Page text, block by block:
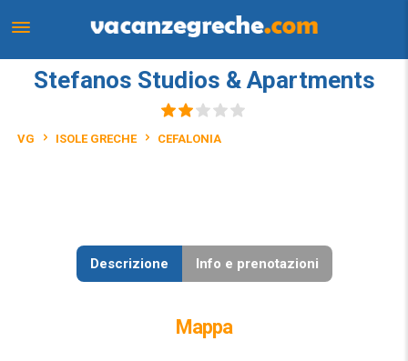
Stefanos Studios & Apartments
VG ISOLE GRECHE CEFALONIA
Descrizione Info e prenotazioni
Mappa